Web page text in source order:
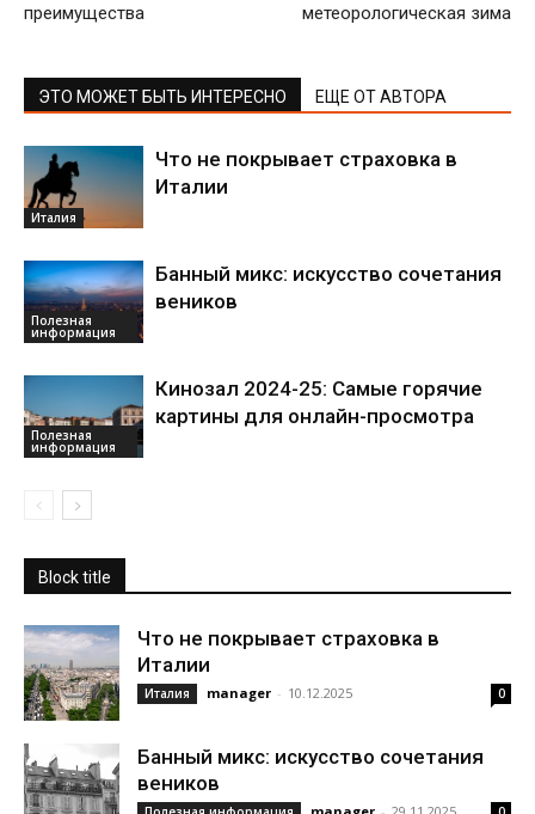
преимущества
метеорологическая зима
ЭТО МОЖЕТ БЫТЬ ИНТЕРЕСНО ЕЩЕ ОТ АВТОРА
Италия
Что не покрывает страховка в
Италии
Полезная
информация
Банный микс: искусство сочетания
веников
Полезная
информация
Кинозал 2024-25: Самые горячие
картины для онлайн-просмотра
Block title
Что не покрывает страховка в
Италии
Италия manager - 10.12.2025 0
Банный микс: искусство сочетания
веников